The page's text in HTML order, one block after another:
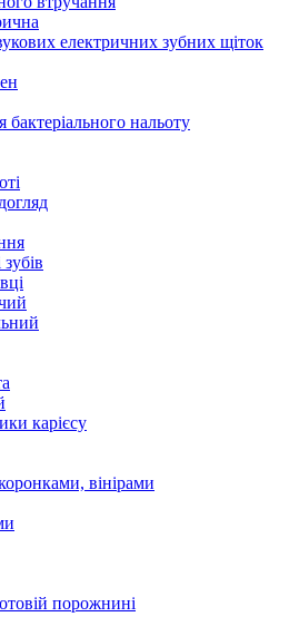
електричних зубних щіток
нальоту
карієсу
вінірами
порожнині